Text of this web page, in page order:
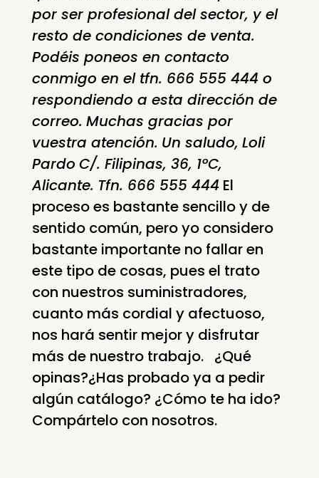
por ser profesional del sector, y el
resto de condiciones de venta.
Podéis poneos en contacto
conmigo en el tfn. 666 555 444 o
respondiendo a esta dirección de
correo. Muchas gracias por
vuestra atención. Un saludo, Loli
Pardo C/. Filipinas, 36, 1ºC,
Alicante. Tfn. 666 555 444 El
proceso es bastante sencillo y de
sentido común, pero yo considero
bastante importante no fallar en
este tipo de cosas, pues el trato
con nuestros suministradores,
cuanto más cordial y afectuoso,
nos hará sentir mejor y disfrutar
más de nuestro trabajo. ¿Qué
opinas?¿Has probado ya a pedir
algún catálogo? ¿Cómo te ha ido?
Compártelo con nosotros.